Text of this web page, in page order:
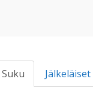
Suku Jälkeläiset